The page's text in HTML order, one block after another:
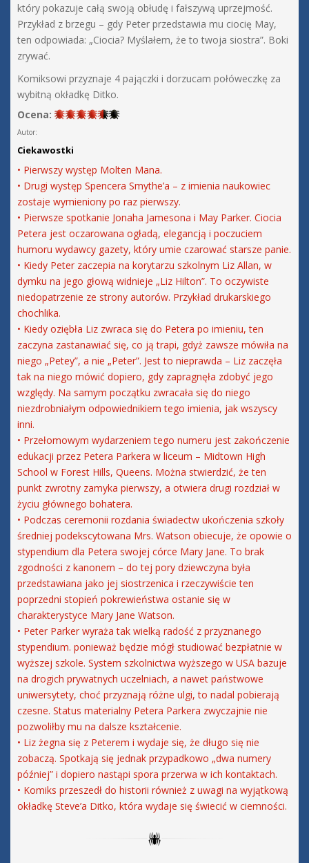
który pokazuje całą swoją obłudę i fałszywą uprzejmość.
Przykład z brzegu – gdy Peter przedstawia mu ciocię May,
ten odpowiada: „Ciocia? Myślałem, że to twoja siostra”. Boki
zrywać.
Komiksowi przyznaje 4 pajączki i dorzucam połóweczkę za
wybitną okładkę Ditko.
Ocena:
Autor:
Ciekawostki
• Pierwszy występ Molten Mana.
• Drugi występ Spencera Smythe’a – z imienia naukowiec
zostaje wymieniony po raz pierwszy.
• Pierwsze spotkanie Jonaha Jamesona i May Parker. Ciocia
Petera jest oczarowana ogładą, elegancją i poczuciem
humoru wydawcy gazety, który umie czarować starsze panie.
• Kiedy Peter zaczepia na korytarzu szkolnym Liz Allan, w
dymku na jego głową widnieje „Liz Hilton”. To oczywiste
niedopatrzenie ze strony autorów. Przykład drukarskiego
chochlika.
• Kiedy oziębła Liz zwraca się do Petera po imieniu, ten
zaczyna zastanawiać się, co ją trapi, gdyż zawsze mówiła na
niego „Petey”, a nie „Peter”. Jest to nieprawda – Liz zaczęła
tak na niego mówić dopiero, gdy zapragnęła zdobyć jego
względy. Na samym początku zwracała się do niego
niezdrobniałym odpowiednikiem tego imienia, jak wszyscy
inni.
• Przełomowym wydarzeniem tego numeru jest zakończenie
edukacji przez Petera Parkera w liceum – Midtown High
School w Forest Hills, Queens. Można stwierdzić, że ten
punkt zwrotny zamyka pierwszy, a otwiera drugi rozdział w
życiu głównego bohatera.
• Podczas ceremonii rozdania świadectw ukończenia szkoły
średniej podekscytowana Mrs. Watson obiecuje, że opowie o
stypendium dla Petera swojej córce Mary Jane. To brak
zgodności z kanonem – do tej pory dziewczyna była
przedstawiana jako jej siostrzenica i rzeczywiście ten
poprzedni stopień pokrewieństwa ostanie się w
charakterystyce Mary Jane Watson.
• Peter Parker wyraża tak wielką radość z przyznanego
stypendium. ponieważ będzie mógł studiować bezpłatnie w
wyższej szkole. System szkolnictwa wyższego w USA bazuje
na drogich prywatnych uczelniach, a nawet państwowe
uniwersytety, choć przyznają różne ulgi, to nadal pobierają
czesne. Status materialny Petera Parkera zwyczajnie nie
pozwoliłby mu na dalsze kształcenie.
• Liz żegna się z Peterem i wydaje się, że długo się nie
zobaczą. Spotkają się jednak przypadkowo „dwa numery
później” i dopiero nastąpi spora przerwa w ich kontaktach.
• Komiks przeszedł do historii również z uwagi na wyjątkową
okładkę Steve’a Ditko, która wydaje się świecić w ciemności.